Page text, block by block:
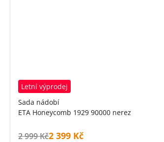
Letní výprodej
Sada nádobí
ETA Honeycomb 1929 90000 nerez
Původní cena s DPH:
2 999 KčCena s DPH:
2 399 Kč